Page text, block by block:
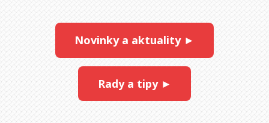
Novinky a aktuality ►
Rady a tipy ►